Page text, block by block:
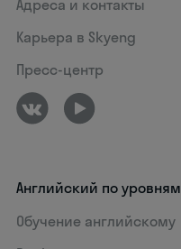
Адреса и контакты
Карьера в Skyeng
Пресс-центр
Английский по уровням
Обучение английскому